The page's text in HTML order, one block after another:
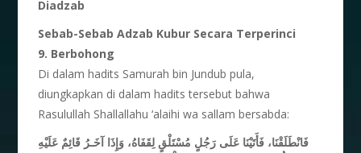
Diadzab
Sebab-Sebab Adzab Kubur Secara Terperinci
9. Berbohong
Di dalam hadits Samurah bin Jundub pula,
diungkapkan di dalam hadits tersebut bahwa
Rasulullah Shallallahu ‘alaihi wa sallam bersabda:
فَانْطَلَقْنَا، فَأَتَيْنَا عَلَى رَجُلٍ مُسْتَلْقٍ لِقَفَاهُ، وَإِذَا آخَـرُ قَائِمٌ عَلَيْهِ